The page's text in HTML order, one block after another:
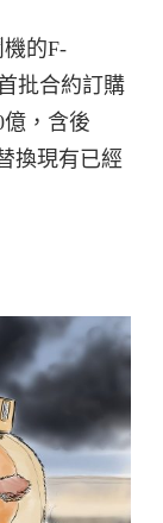
的F-
批合約訂購
，含後
換現有已經